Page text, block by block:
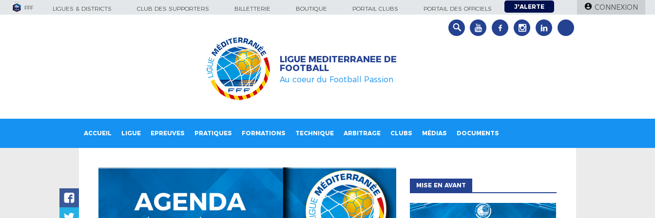
FFF LIGUES & DISTRICTS CLUB DES SUPPORTERS BILLETTERIE BOUTIQUE PORTAIL CLUBS PORTAIL DES OFFICIELS J'ALERTE CONNEXION
LIGUE MEDITERRANEE DE
FOOTBALL
Au coeur du Football Passion
ACCUEIL LIGUE EPREUVES PRATIQUES FORMATIONS TECHNIQUE ARBITRAGE CLUBS MÉDIAS DOCUMENTS
MISE EN AVANT